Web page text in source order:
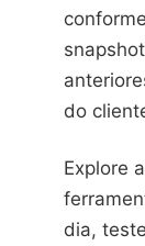
do
Explore
dia,